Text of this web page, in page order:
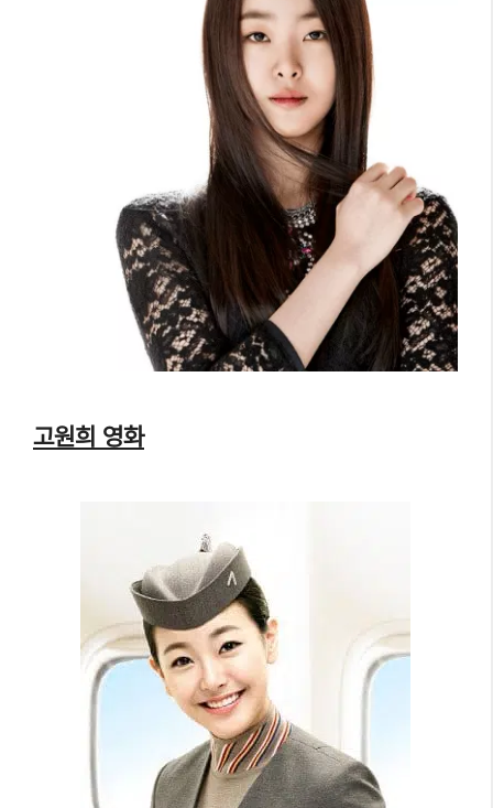
고원희 영화